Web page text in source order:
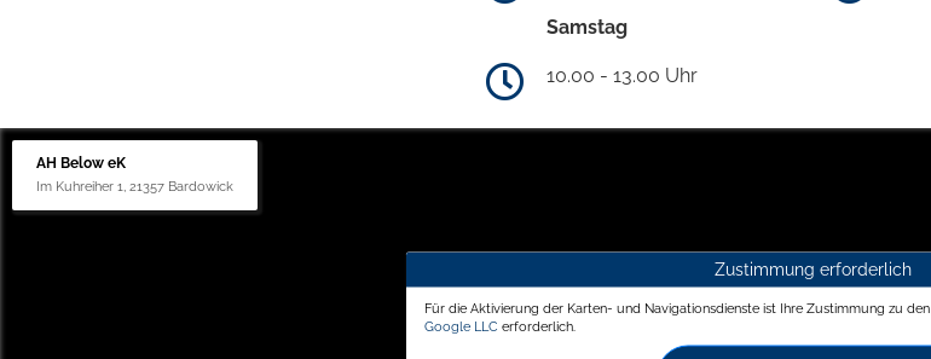
Samstag
10.00 - 13.00 Uhr
AH Below eK
Im Kuhreiher 1, 21357 Bardowick
Zustimmung erforderlich
Für die Aktivierung der Karten- und Navigationsdienste ist Ihre Zustimmung zu den
Google LLC erforderlich.